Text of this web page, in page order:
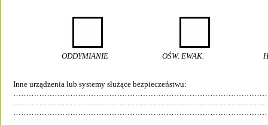
ODDYMIANIE                              OŚW. EWAK.
Inne urządzenia lub systemy służące bezpieczeństwu: